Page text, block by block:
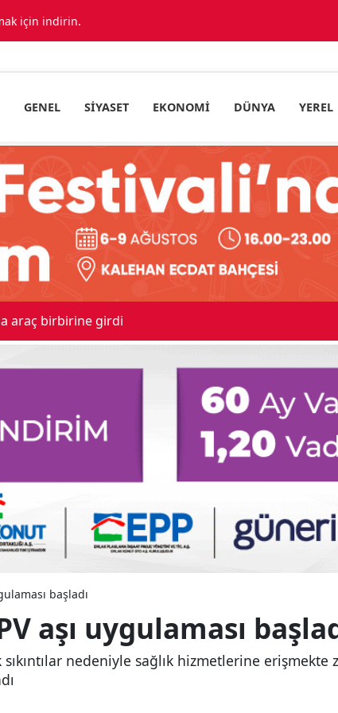
için indirin.
GENEL SIYASET EKONOMI DÜNYA YEREL
araç birbirine girdi
başladı
aşı uygulaması
nedeniyle sağlık hizmetlerine